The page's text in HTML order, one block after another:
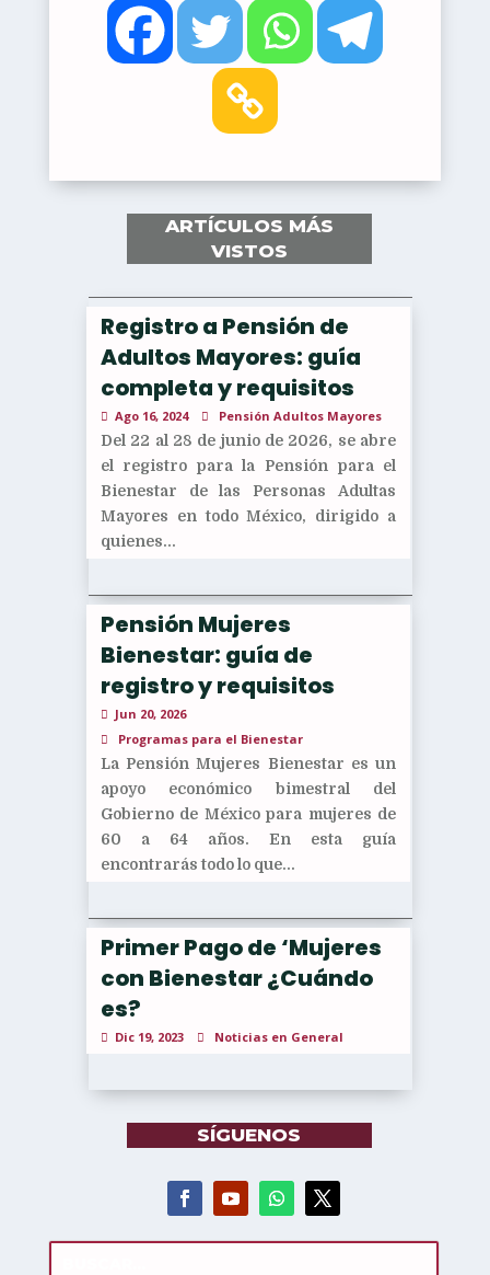
ARTÍCULOS MÁS
VISTOS
Registro a Pensión de
Adultos Mayores: guía
completa y requisitos
Ago 16, 2024 Pensión Adultos Mayores
Del 22 al 28 de junio de 2026, se abre
el registro para la Pensión para el
Bienestar de las Personas Adultas
Mayores en todo México, dirigido a
quienes...
Pensión Mujeres
Bienestar: guía de
registro y requisitos
Jun 20, 2026
Programas para el Bienestar
La Pensión Mujeres Bienestar es un
apoyo económico bimestral del
Gobierno de México para mujeres de
60 a 64 años. En esta guía
encontrarás todo lo que...
Primer Pago de ‘Mujeres
con Bienestar ¿Cuándo
es?
Dic 19, 2023 Noticias en General
SÍGUENOS